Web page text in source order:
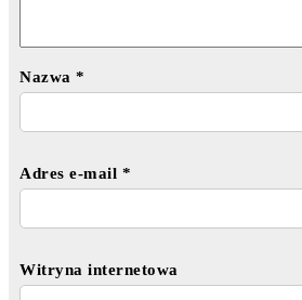
Nazwa *
Adres e-mail *
Witryna internetowa